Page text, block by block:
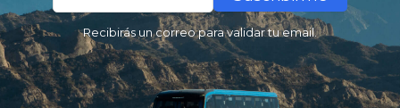
Recibirás un correo para validar tu email.